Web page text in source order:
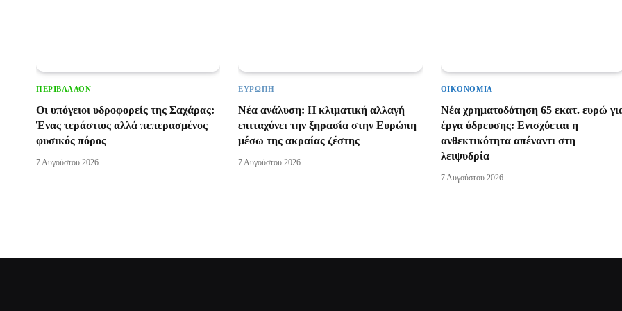
ΠΕΡΙΒΆΛΛΟΝ
Οι υπόγειοι υδροφορείς της Σαχάρας:
Ένας τεράστιος αλλά πεπερασμένος
φυσικός πόρος
7 Αυγούστου 2026
ΕΥΡΏΠΗ
Νέα ανάλυση: Η κλιματική αλλαγή
επιταχύνει την ξηρασία στην Ευρώπη
μέσω της ακραίας ζέστης
7 Αυγούστου 2026
ΟΙΚΟΝΟΜΊΑ
Νέα χρηματοδότηση 65 εκατ. ευρώ
έργα ύδρευσης: Ενισχύεται η
ανθεκτικότητα απέναντι στη
λειψυδρία
7 Αυγούστου 2026